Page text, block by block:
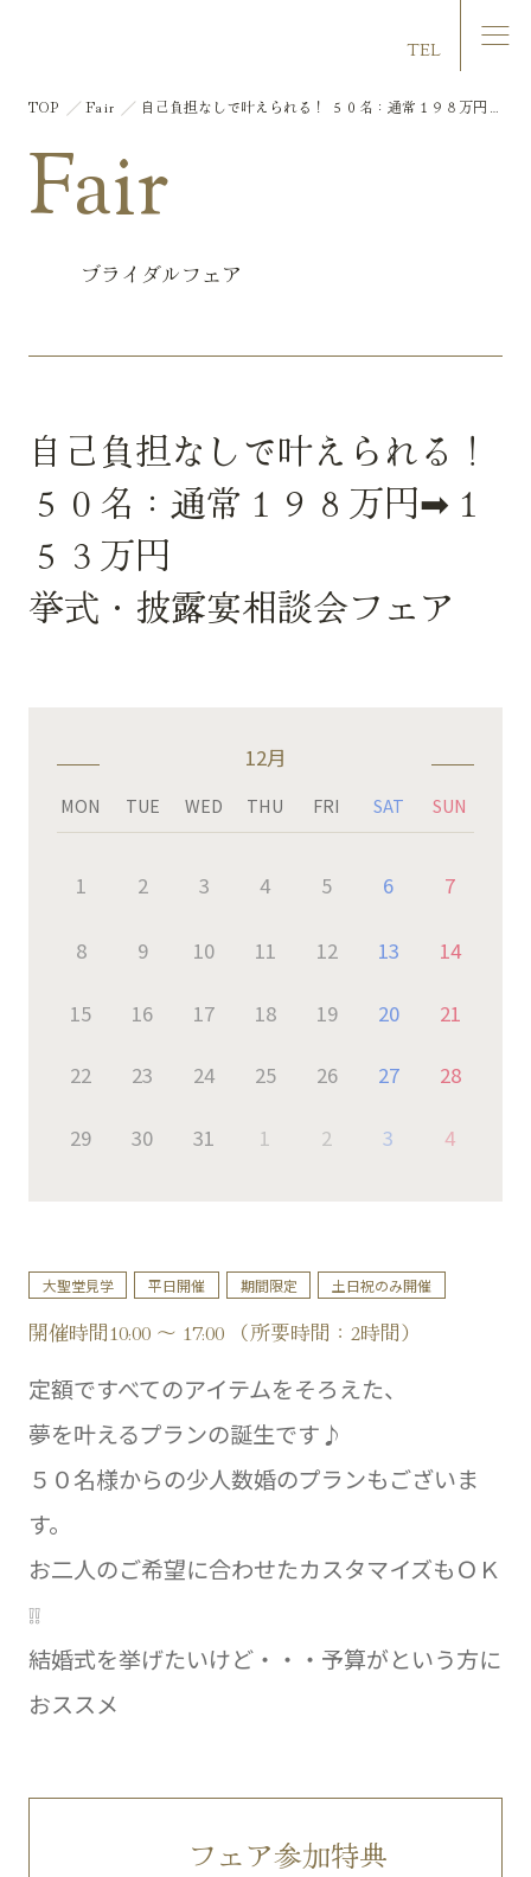
TEL
Fair
ブライダルフェア
TOP Fair
自己負担なしで叶えられる！ ５０名：通常１９８万円➡
自己負担なしで叶えられる！
５０名：通常１９８万円➡１
５３万円
挙式・披露宴相談会フェア
12月
MON TUE WED THU FRI SAT SUN
1 2 3 4 5 6 7
8 9 10 11 12 13 14
15 16 17 18 19 20 21
22 23 24 25 26 27 28
29 30 31 1 2 3 4
大聖堂見学 平日開催 期間限定 土日祝のみ開催
開催時間10:00 ～ 17:00 （所要時間：2時間）
定額ですべてのアイテムをそろえた、
夢を叶えるプランの誕生です♪
５０名様からの少人数婚のプランもございま
す。
お二人のご希望に合わせたカスタマイズもＯＫ
❕❕
結婚式を挙げたいけど・・・予算がという方に
おススメ
フェア参加特典